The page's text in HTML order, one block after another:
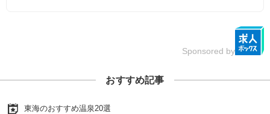
Sponsored by
おすすめ記事
東海のおすすめ温泉20選